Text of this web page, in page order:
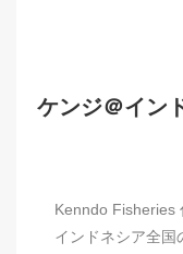
ケンジ＠イン
Kenndo Fisheries
インドネシア全国